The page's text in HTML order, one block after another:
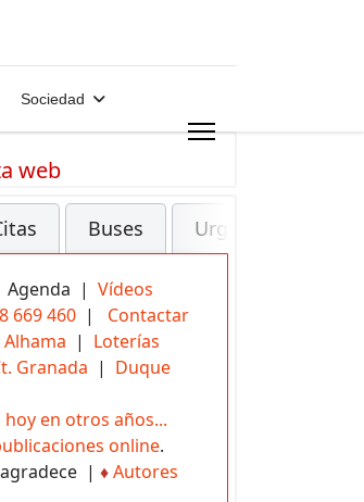
Sociedad
web
Buses Urgencias
| Vídeos
669 460 | Contactar
| Loterías
Granada | Duque
hoy en otros años...
online.
| ♦Autores